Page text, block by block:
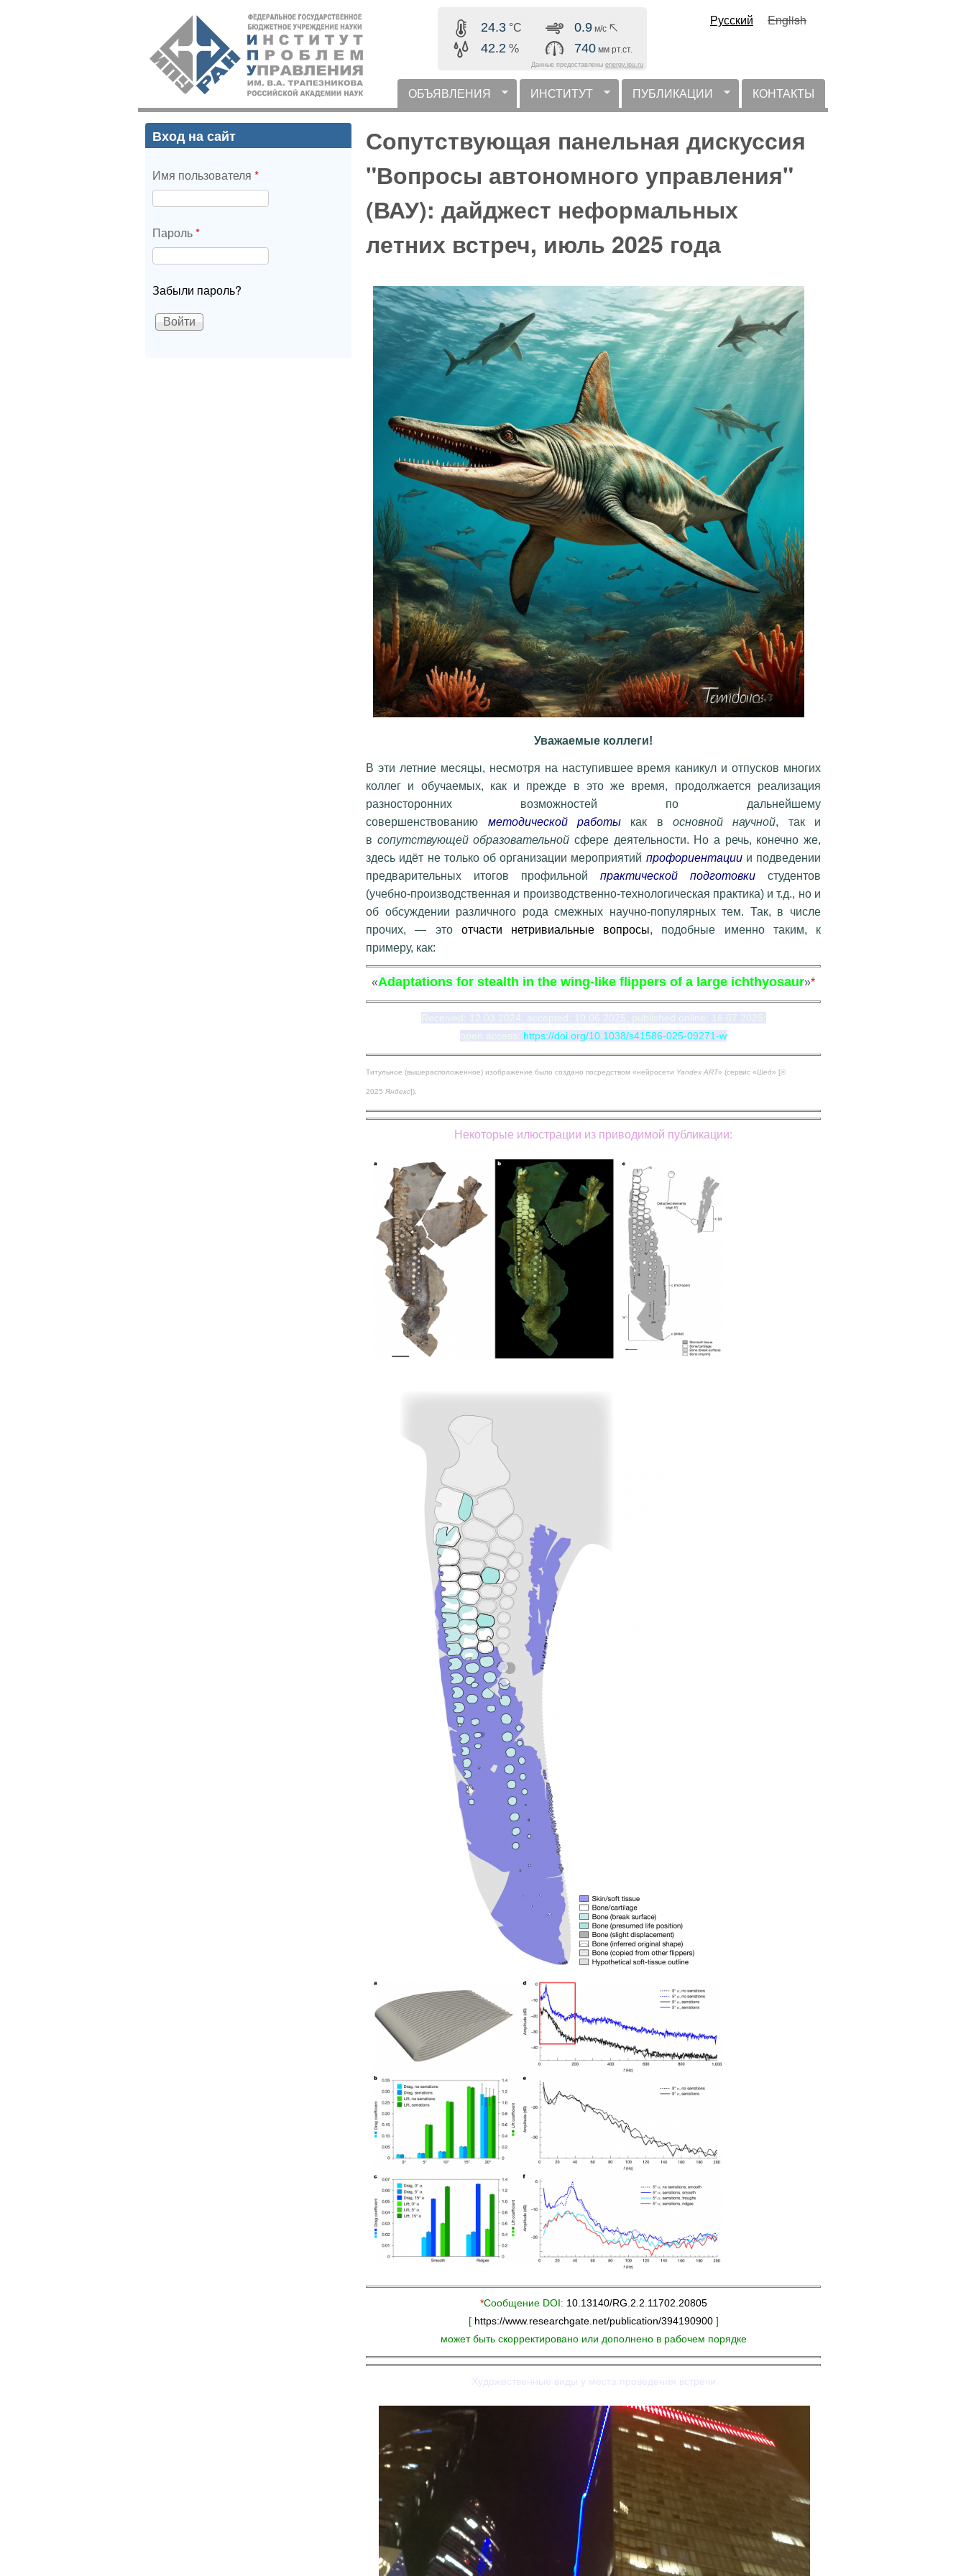
содержанию
ИПУ
РАН
24.3 °C
42.2 %
0.9 м/с
740 мм рт.ст.
Данные предоставлены energy.ipu.ru
Русский English
горизонтальное меню
ОБЪЯВЛЕНИЯ ИНСТИТУТ ПУБЛИКАЦИИ КОНТАКТЫ
Сопутствующая панельная дискуссия
"Вопросы автономного управления"
(ВАУ): дайджест неформальных
летних встреч, июль 2025 года
Уважаемые коллеги!
В эти летние месяцы, несмотря на наступившее время каникул и отпусков многих
коллег и обучаемых, как и прежде в это же время, продолжается реализация
разносторонних возможностей по дальнейшему
совершенствованию методической работыкак в основной научной, так и
в сопутствующей образовательной сфере деятельности. Но а речь, конечно же,
здесь идёт не только об организации мероприятий профориентациии подведении
предварительных итогов профильнойпрактической подготовки студентов
(учебно-производственная и производственно-технологическая практика) и т.д., но и
об обсуждении различного рода смежных научно-популярных тем. Так, в числе
прочих,— это отчасти нетривиальные вопросы, подобные именно таким, к
примеру, как:
«Adaptations for stealth in the wing-like flippers of a large ichthyosaur»*
Received: 12.03.2024, accepted: 10.06.2025, published online: 16.07.2025;
open access: https://doi.org/10.1038/s41586-025-09271-w
Титульное (вышерасположенное) изображение было создано посредством«нейросети Yandex ART» (сервис«Шед» [©
2025 Яндекс]).
Некоторые илюстрации из приводимой публикации:
*Сообщение DOI: 10.13140/RG.2.2.11702.20805
[ https://www.researchgate.net/publication/394190900]
может быть скорректировано или дополнено в рабочем порядке
Художественные виды у места проведения встречи
Вход на сайт
Имя пользователя *
Пароль*
Забыли пароль?